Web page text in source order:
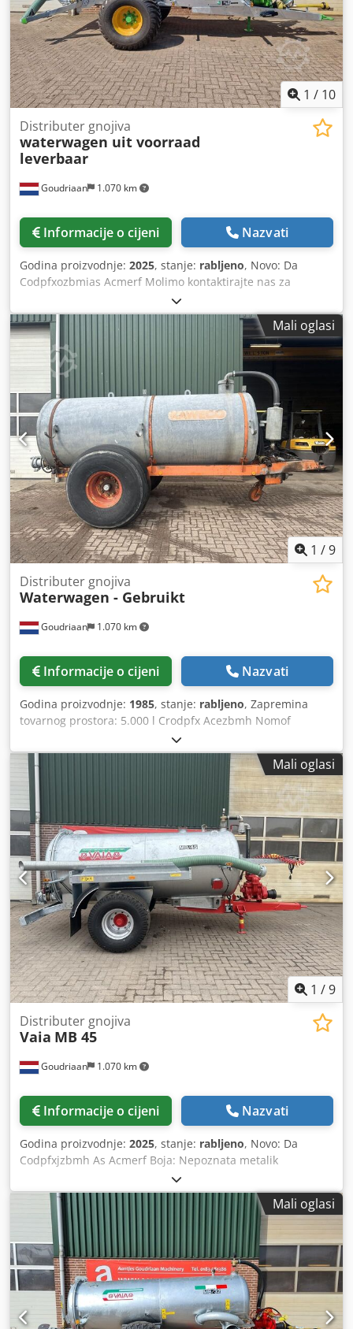
1 / 10
Goudriaan 1.070 km
Distributer gnojiva
waterwagen uit voorraad
leverbaar
Informacije o cijeni Nazvati
Godina proizvodnje: 2025, stanje: rabljeno, Novo: Da
Codpfxozbmias Acmerf Molimo kontaktirajte nas za
Mali oglasi
1 /9
Goudriaan 1.070 km
Distributer gnojiva
Waterwagen - Gebruikt
Informacije o cijeni Nazvati
Godina proizvodnje: 1985, stanje: rabljeno, Zapremina
tovarnog prostora: 5.000 l Crodpfx Acezbmh Nomof
Mali oglasi
1 /9
Goudriaan 1.070 km
Distributer gnojiva
Vaia MB 45
Informacije o cijeni Nazvati
Godina proizvodnje: 2025, stanje: rabljeno, Novo: Da
Codpfxjzbmh As Acmerf Boja: Nepoznata metalik
Mali oglasi